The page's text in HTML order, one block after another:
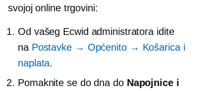
svojoj online trgovini:
Od vašeg Ecwid administratora idite
na Postavke → Općenito → Košarica i
naplata.
Pomaknite se do dna do Napojnice i